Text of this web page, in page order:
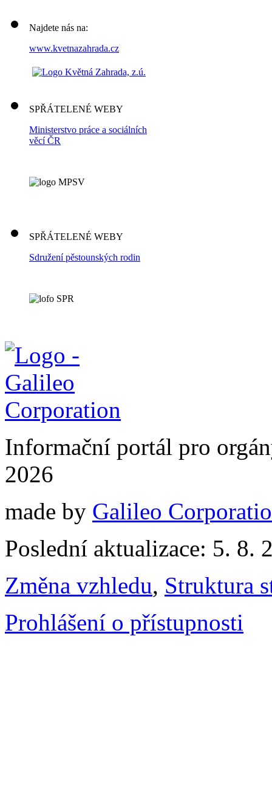
Najdete nás na:
www.kvetnazahrada.cz
SPŘÁTELENÉ WEBY
Ministerstvo práce a sociálních
věcí ČR
SPŘÁTELENÉ WEBY
Sdružení pěstounských rodin
Informační portál pro
2026
made by Galileo
Poslední aktualizace: 5. 8.
Změna vzhledu, Struktura
Prohlášení o přístupnosti